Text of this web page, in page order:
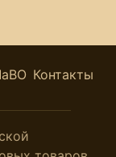
Контакты